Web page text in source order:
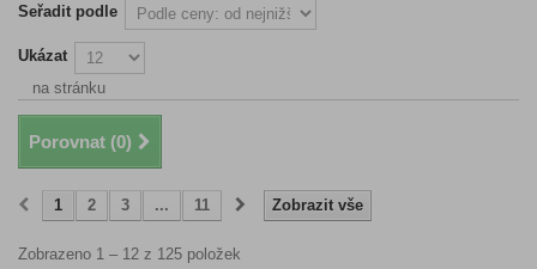
Seřadit podle
Ukázat
na stránku
Porovnat (0)
Zobrazit vše
1 2 3 ... 11
Zobrazeno 1 – 12 z 125 položek